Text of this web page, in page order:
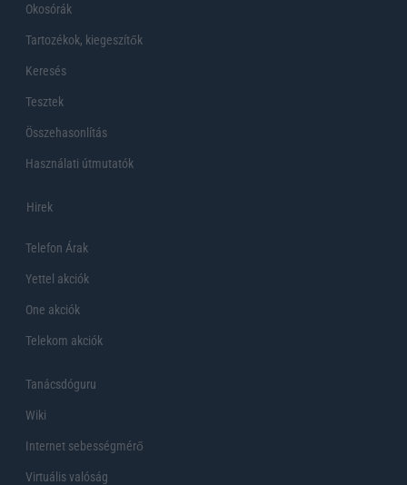
Okosórák
Tartozékok, kiegeszítők
Keresés
Tesztek
Összehasonlítás
Használati útmutatók
Hirek
Telefon Árak
Yettel akciók
One akciók
Telekom akciók
Tanácsdóguru
Wiki
Internet sebességmérő
Virtuális valóság